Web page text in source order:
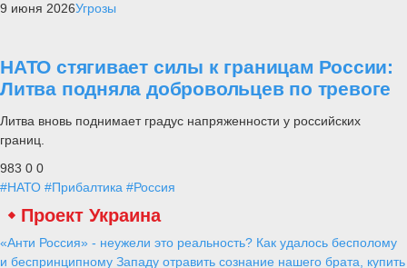
9 июня 2026Угрозы
НАТО стягивает силы к границам России:
Литва подняла добровольцев по тревоге
Литва вновь поднимает градус напряженности у российских
границ.
983 0 0
#НАТО #Прибалтика #Россия
Проект Украина
«Анти Россия» - неужели это реальность? Как удалось бесполому
и беспринципному Западу отравить сознание нашего брата, купить